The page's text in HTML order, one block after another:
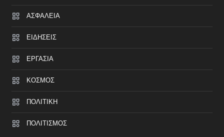
ΑΣΦΑΛΕΙΑ
ΕΙΔΗΣΕΙΣ
ΕΡΓΑΣΙΑ
ΚΟΣΜΟΣ
ΠΟΛΙΤΙΚΗ
ΠΟΛΙΤΙΣΜΟΣ